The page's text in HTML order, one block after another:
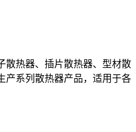
散热器、插片散热器、型材散
产系列散热器产品，适用于各